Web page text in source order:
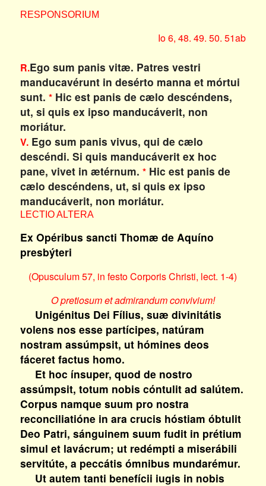
RESPONSORIUM
Io 6, 48. 49. 50. 51ab
R.Ego sum panis vitæ. Patres vestri
manducavérunt in desérto manna et mórtui
sunt. *Hic est panis de cælo descéndens,
ut, si quis ex ipso manducáverit, non
moriátur.
V.Ego sum panis vivus, qui de cælo
descéndi. Si quis manducáverit ex hoc
pane, vivet in ætérnum. *Hic est panis de
cælo descéndens, ut, si quis ex ipso
manducáverit, non moriátur.
LECTIO ALTERA
Ex Opéribus sancti Thomæ de Aquíno
presbýteri
(Opusculum 57, in festo Corporis Christi, lect. 1-4)
O pretiosum et admirandum convivium!
Unigénitus Dei Fílius, suæ divinitátis
volens nos esse partícipes, natúram
nostram assúmpsit, ut hómines deos
fáceret factus homo.
Et hoc ínsuper, quod de nostro
assúmpsit, totum nobis cóntulit ad salútem.
Corpus namque suum pro nostra
reconciliatióne in ara crucis hóstiam óbtulit
Deo Patri, sánguinem suum fudit in prétium
simul et lavácrum; ut redémpti a miserábili
servitúte, a peccátis ómnibus mundarémur.
Ut autem tanti benefícii iugis in nobis